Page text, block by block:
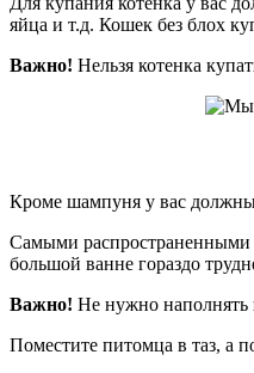
яйца и т.д. Кошек без блох
Важно! Нельзя котенка
Кроме шампуня у вас должны
Самыми распространенными
большой ванне гораздо
Важно! Не нужно наполнять
Поместите питомца в таз, а